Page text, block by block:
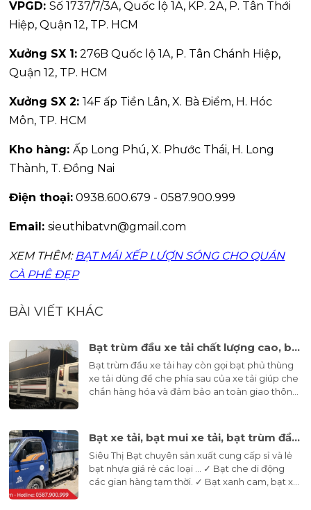
VPGD:Số 1737/7/3A, Quốc lộ 1A, KP. 2A, P. Tân Thới
Hiệp, Quận 12, TP. HCM
Xưởng SX 1: 276B Quốc lộ 1A, P. Tân Chánh Hiệp,
Quận 12, TP. HCM
Xưởng SX 2:14F ấp Tiền Lân, X. Bà Điểm, H. Hóc
Môn, TP. HCM
Kho hàng:Ấp Long Phú, X. Phước Thái, H. Long
Thành, T. Đồng Nai
Điện thoại: 0938.600.679 - 0587.900.999
Email:sieuthibatvn@gmail.com
XEM THÊM: BẠT MÁI XẾP LƯỢN SÓNG CHO QUÁN
CÀ PHÊ ĐẸP
BÀI VIẾT KHÁC
Bạt trùm đầu xe tải chất lượng cao, bền, giá rẻ tại Siêu Thị Bạt
Bạt trùm đầu xe tải hay còn gọi bạt phủ thùng
xe tải dùng để che phía sau của xe tải giúp che
chắn hàng hóa và đảm bảo an toàn giao thông.
Bạt xe tải, bạt mui xe tải, bạt trùm đầu xe tải giá rẻ, may bạt xe tải gần đây
Siêu Thị Bạt chuyên sản xuất cung cấp sỉ và lẻ
bạt nhựa giá rẻ các loại ... ✓ Bạt che di động
các gian hàng tạm thời. ✓ Bạt xanh cam, bạt xe